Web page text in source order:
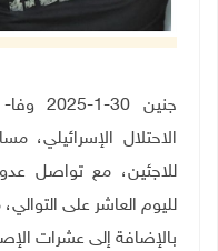
جنين
الاحتلال
للاجئين، مع تواصل
بالإضافة إلى عشرات